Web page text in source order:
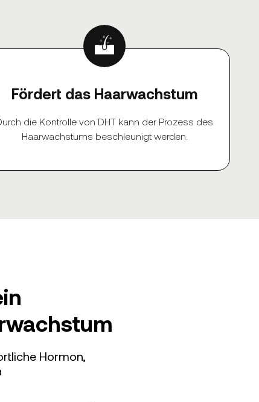
Fördert das Haarwachstum
die Kontrolle von DHT kann der Prozess des
Haarwachstums beschleunigt werden.
Hormon,